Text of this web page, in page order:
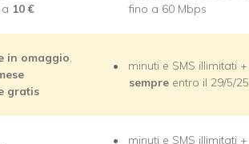
10 €
fino a 60 Mbps
in omaggio,
gratis
minuti e SMS illimitati +
sempre entro il 29/5/25
minuti e SMS illimitati +